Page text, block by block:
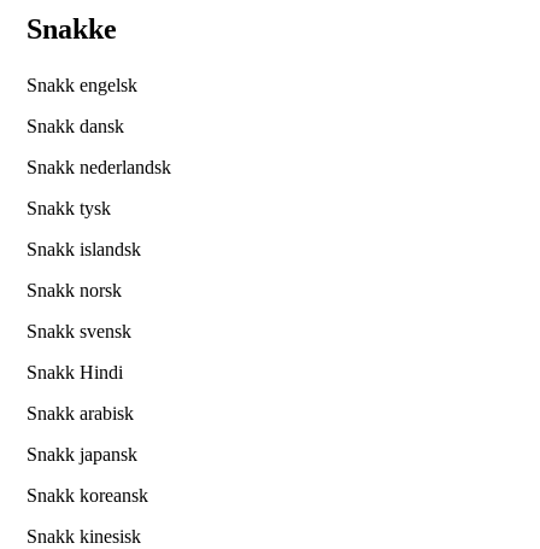
Snakke
Snakk engelsk
Snakk dansk
Snakk nederlandsk
Snakk tysk
Snakk islandsk
Snakk norsk
Snakk svensk
Snakk Hindi
Snakk arabisk
Snakk japansk
Snakk koreansk
Snakk kinesisk